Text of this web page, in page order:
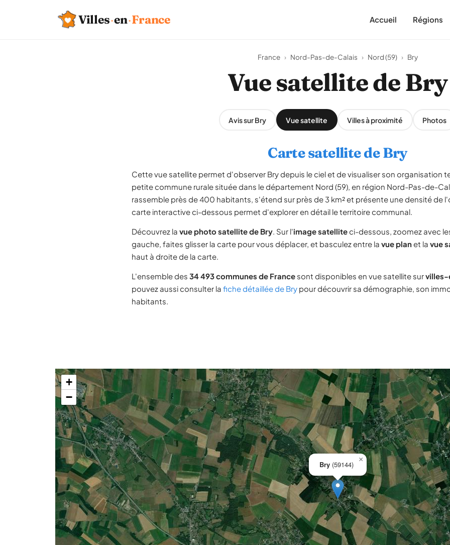
Villes·en·France Accueil Régions
France › Nord-Pas-de-Calais › Nord (59) › Bry
Vue satellite de Bry
Avis sur Bry Vue satellite Villes à proximité Photos
Carte satellite de Bry
Cette vue satellite permet d'observer Bry depuis le ciel et de visualiser son organisation
petite commune rurale située dans le département Nord (59), en région Nord-Pas-de-
rassemble près de 400 habitants, s'étend sur près de 3 km² et présente une densité de
carte interactive ci-dessous permet d'explorer en détail le territoire communal.
Découvrez la vue photo satellite de Bry. Sur l'image satelliteci-dessous, zoomez avec
gauche, faites glisser la carte pour vous déplacer, et basculez entre la vue planet la vue
haut à droite de la carte.
L'ensemble des 34 493 communes de France sont disponibles en vue satellite sur
pouvez aussi consulter la fiche détaillée de Bry pour découvrir sa démographie, son
habitants.
Bry (59144)
×
+
−